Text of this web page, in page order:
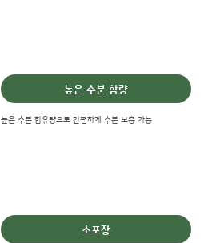
높은 수분 함량
높은 수분 함유량으로 간편하게 수분 보충 가능
소포장